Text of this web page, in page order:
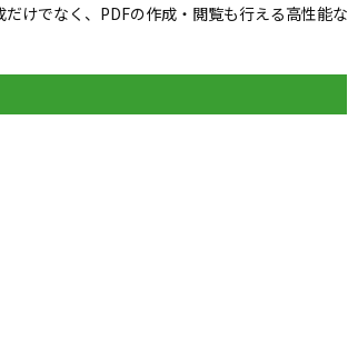
けでなく、PDFの作成・閲覧も行える高性能な